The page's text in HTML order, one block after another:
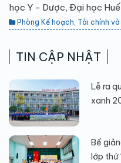
học Y - Dược, Đại học
Phòng Kế hoạch, Tài chính
TIN CẬP NHẬT
Lễ ra
xanh
Bế
lớp thứ